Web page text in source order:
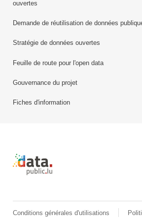
ouvertes
Demande de réutilisation de données
Stratégie de données ouvertes
Feuille de route pour l'open data
Gouvernance du projet
Fiches d'information
Retour à l'accueil de data.public.lu
Conditions générales d'utilisations